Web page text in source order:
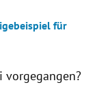
für
vorgegangen?